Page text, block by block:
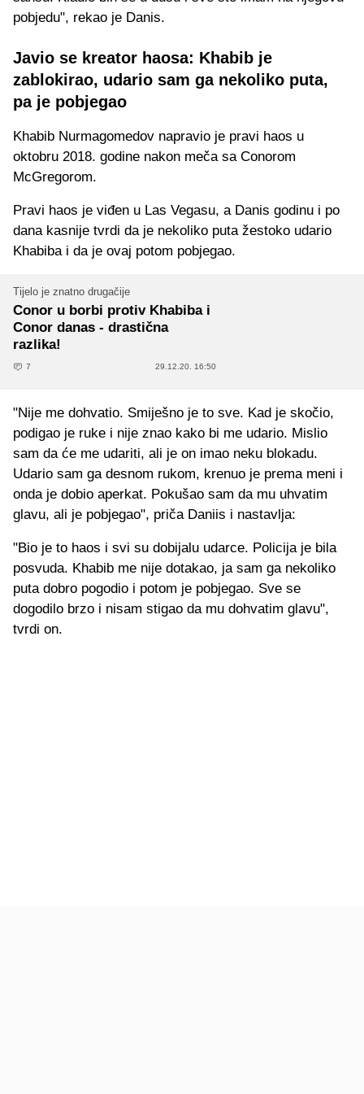
pobjedu", rekao je Danis.
Javio se kreator haosa: Khabib je
zablokirao, udario sam ga nekoliko puta,
pa je pobjegao
Khabib Nurmagomedov napravio je pravi haos u
oktobru 2018. godine nakon meča sa Conorom
McGregorom.
Pravi haos je viđen u Las Vegasu, a Danis godinu i po
dana kasnije tvrdi da je nekoliko puta žestoko udario
Khabiba i da je ovaj potom pobjegao.
Tijelo je znatno drugačije
Conor u borbi protiv Khabiba i
Conor danas - drastična
razlika!
7 29.12.20. 16:50
"Nije me dohvatio. Smiješno je to sve. Kad je skočio,
podigao je ruke i nije znao kako bi me udario. Mislio
sam da će me udariti, ali je on imao neku blokadu.
Udario sam ga desnom rukom, krenuo je prema meni i
onda je dobio aperkat. Pokušao sam da mu uhvatim
glavu, ali je pobjegao", priča Daniis i nastavlja:
"Bio je to haos i svi su dobijalu udarce. Policija je bila
posvuda. Khabib me nije dotakao, ja sam ga nekoliko
puta dobro pogodio i potom je pobjegao. Sve se
dogodilo brzo i nisam stigao da mu dohvatim glavu",
tvrdi on.